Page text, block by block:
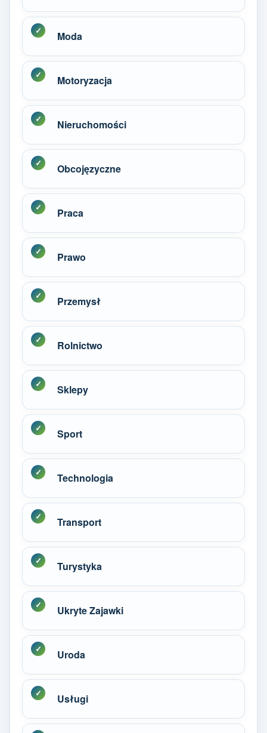
Moda
Motoryzacja
Nieruchomości
Obcojęzyczne
Praca
Prawo
Przemysł
Rolnictwo
Sklepy
Sport
Technologia
Transport
Turystyka
Ukryte Zajawki
Uroda
Usługi